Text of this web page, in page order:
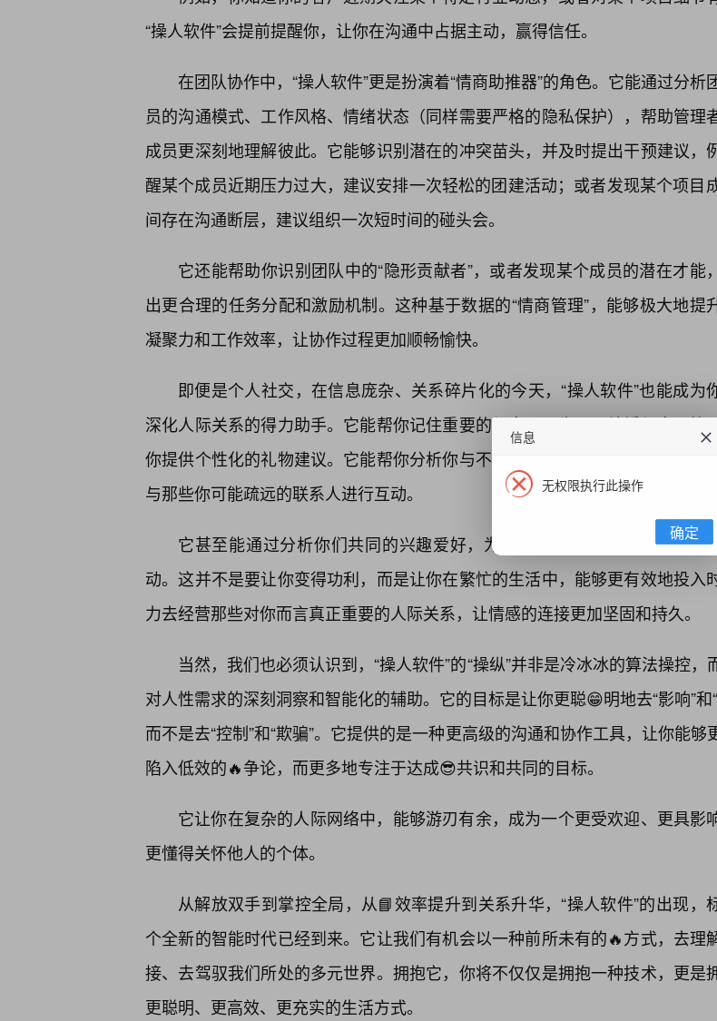
“操人软件”会提前提醒你，让你在沟通中占据主动，赢得信任。
在团队协作中，“操人软件”更是扮演着“情商助推器”的角色。它能通过分析
员的沟通模式、工作风格、情绪状态（同样需要严格的隐私保护），帮助管理
成员更深刻地理解彼此。它能够识别潜在的冲突苗头，并及时提出干预建议，
醒某个成员近期压力过大，建议安排一次轻松的团建活动；或者发现某个项目
间存在沟通断层，建议组织一次短时间的碰头会。
它还能帮助你识别团队中的“隐形贡献者”，或者发现某个成员的潜在才能
出更合理的任务分配和激励机制。这种基于数据的“情商管理”，能够极大地提
凝聚力和工作效率，让协作过程更加顺畅愉快。
即便是个人社交，在信息庞杂、关系碎片化的今天，“操人软件”也能成为
深化人际关系的得力助手。它能帮你记住重要的纪念日（生日、结婚纪念日等
你提供个性化的礼物建议。它能帮你分析你与不同朋友的互动频率和深度，提
与那些你可能疏远的联系人进行互动。
它甚至能通过分析你们共同的兴趣爱好，为你推荐更适合与朋友一起进
动。这并不是要让你变得功利，而是让你在繁忙的生活中，能够更有效地投入
力去经营那些对你而言真正重要的人际关系，让情感的连接更加坚固和持久。
当然，我们也必须认识到，“操人软件”的“操纵”并非是冷冰冰的算法操控，
对人性需求的深刻洞察和智能化的辅助。它的目标是让你更聪😁明地去“影响”和“
而不是去“控制”和“欺骗”。它提供的是一种更高级的沟通和协作工具，让你能够
陷入低效的🔥争论，而更多地专注于达成😎共识和共同的目标。
它让你在复杂的人际网络中，能够游刃有余，成为一个更受欢迎、更具影
更懂得关怀他人的个体。
从解放双手到掌控全局，从📘效率提升到关系升华，“操人软件”的出现，
个全新的智能时代已经到来。它让我们有机会以一种前所未有的🔥方式，去理
接、去驾驭我们所处的多元世界。拥抱它，你将不仅仅是拥抱一种技术，更是
更聪明、更高效、更充实的生活方式。
信息
无权限执行此操作
确定